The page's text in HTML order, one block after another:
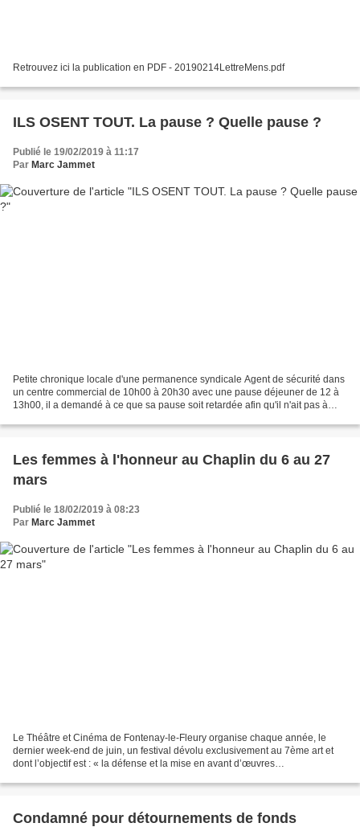
Retrouvez ici la publication en PDF - 20190214LettreMens.pdf
ILS OSENT TOUT. La pause ? Quelle pause ?
Publié le 19/02/2019 à 11:17
Par Marc Jammet
Petite chronique locale d'une permanence syndicale Agent de sécurité dans
un centre commercial de 10h00 à 20h30 avec une pause déjeuner de 12 à
13h00, il a demandé à ce que sa pause soit retardée afin qu'il n'ait pas à
Les femmes à l'honneur au Chaplin du 6 au 27
mars
Publié le 18/02/2019 à 08:23
Par Marc Jammet
Le Théâtre et Cinéma de Fontenay-le-Fleury organise chaque année, le
dernier week-end de juin, un festival dévolu exclusivement au 7ème art et
dont l’objectif est : « la défense et la mise en avant d’œuvres
Condamné pour détournements de fonds